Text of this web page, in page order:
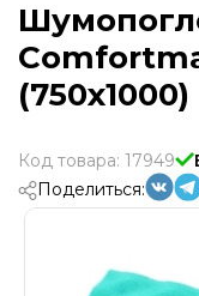
(750x1000)
Код товара: 17949
Поделиться: